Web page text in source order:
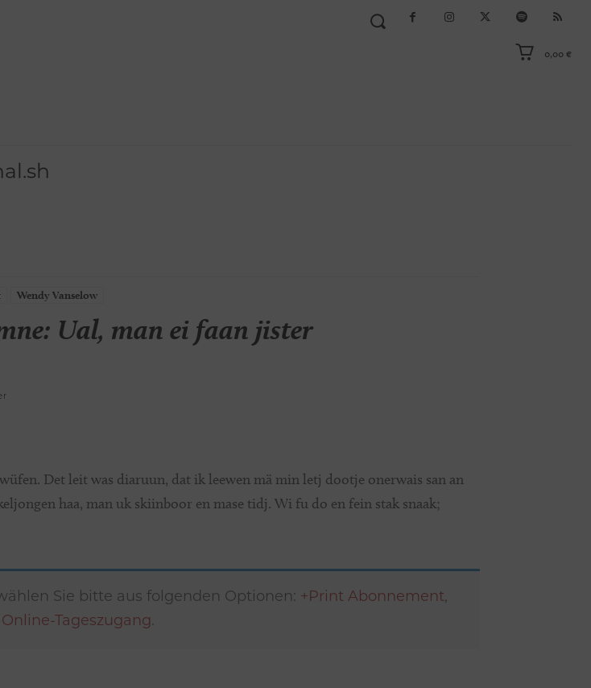
0,00 €
Wendy Vanselow
Ual, man ei faan jister
Det leit was diaruun, dat ik leewen mä min letj dootje onerwais san an
haa, man uk skiinboor en mase tidj. Wi fu do en fein stak snaak;
Sie bitte aus folgenden Optionen: +Print Abonnement,
Online-Tageszugang.